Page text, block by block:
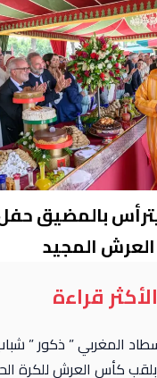
بالمضيق
المجيد
قراءة
المغربي ” ذكور ”
كأس العرش للكرة